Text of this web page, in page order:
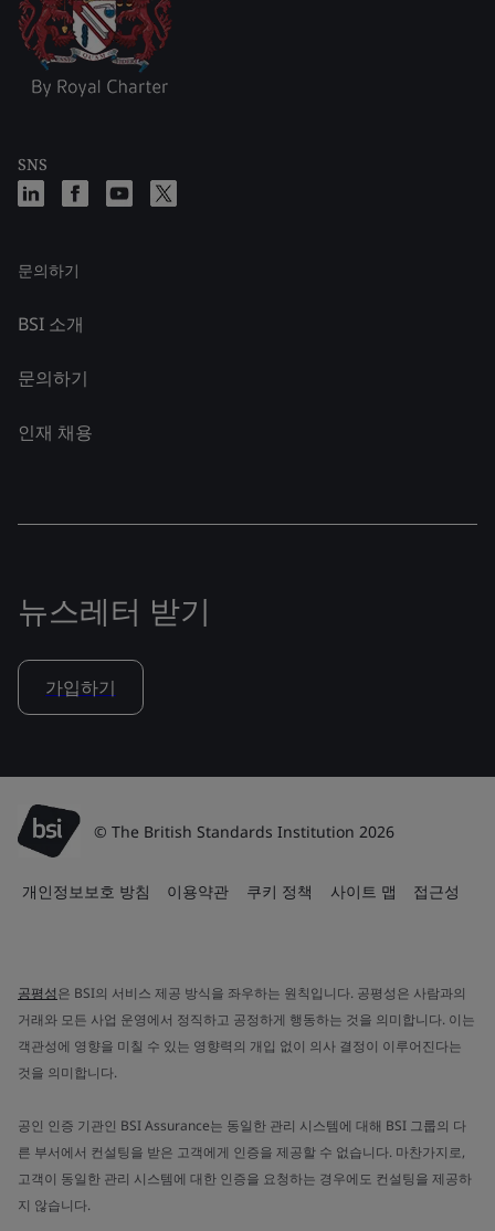
SNS
문의하기
BSI 소개
문의하기
인재 채용
뉴스레터 받기
가입하기
© The British Standards Institution 2026
개인정보보호 방침 이용약관 쿠키 정책 사이트 맵 접근성
공평성은 BSI의 서비스 제공 방식을 좌우하는 원칙입니다. 공평성은 사람과의
거래와 모든 사업 운영에서 정직하고 공정하게 행동하는 것을 의미합니다. 이는
객관성에 영향을 미칠 수 있는 영향력의 개입 없이 의사 결정이 이루어진다는
것을 의미합니다.
공인 인증 기관인 BSI Assurance는 동일한 관리 시스템에 대해 BSI 그룹의 다
른 부서에서 컨설팅을 받은 고객에게 인증을 제공할 수 없습니다. 마찬가지로,
고객이 동일한 관리 시스템에 대한 인증을 요청하는 경우에도 컨설팅을 제공하
지 않습니다.